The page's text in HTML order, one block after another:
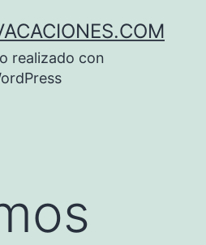
realizado con